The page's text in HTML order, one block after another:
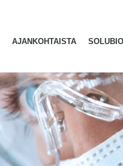
AJANKOHTAISTA